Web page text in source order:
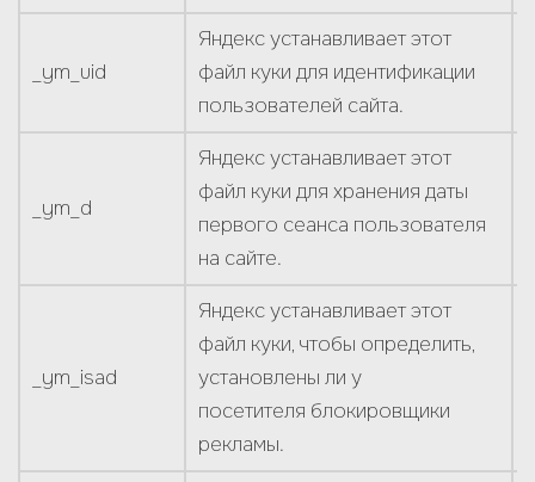
_ym_uid
Яндекс устанавливает этот
файл куки для идентификации
пользователей сайта.
_ym_d
Яндекс устанавливает этот
файл куки для хранения даты
первого сеанса пользователя
на сайте.
_ym_isad
Яндекс устанавливает этот
файл куки, чтобы определить,
установлены ли у
посетителя блокировщики
рекламы.